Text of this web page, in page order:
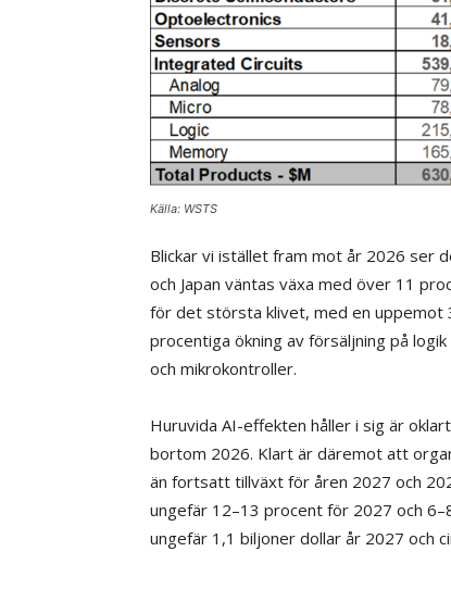
Källa: WSTS
Blickar vi istället fram mot år 2026 ser
och Japan väntas växa med över 11
för det största klivet, med en uppemot
procentiga ökning av försäljning på
och mikrokontroller.
Huruvida AI-effekten håller i sig är
bortom 2026. Klart är däremot att
än fortsatt tillväxt för åren 2027 och
ungefär 12–13 procent för 2027 och
ungefär 1,1 biljoner dollar år 2027 och